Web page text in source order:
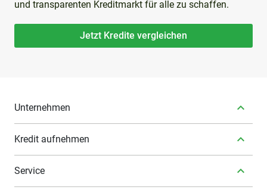
und transparenten Kreditmarkt für alle zu schaffen.
Jetzt Kredite vergleichen
Unternehmen
Kredit aufnehmen
Service